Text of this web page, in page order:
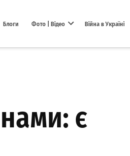
Блоги Фото | Відео Війна в Україні
є